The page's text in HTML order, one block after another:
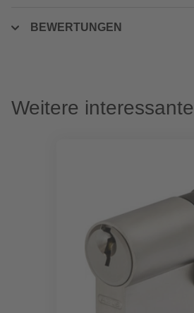
BEWERTUNGEN
Weitere